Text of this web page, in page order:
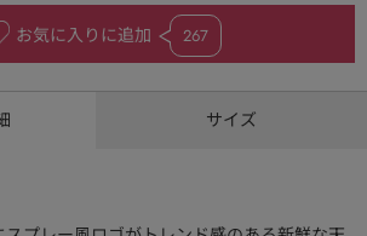
お気に入りに追加 267
サイズ